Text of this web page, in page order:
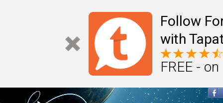
Follow
with
FREE -